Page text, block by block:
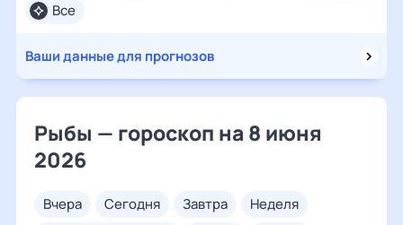
Все
Ваши данные для прогнозов
Рыбы — гороскоп на 8 июня
2026
вчера сегодня завтра
неделя